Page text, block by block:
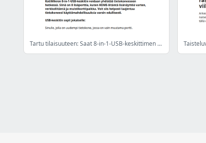
Tartu tilaisuuteen: Saat 8-in-1-USB-keskittimen 0 eurolla, kun tilaat neljä KotiMikro-lehden numeroa hintaan 21,90 € (sis. toimituskulut)